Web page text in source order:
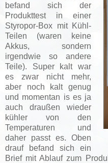
befand sich der
Produkttest in einer
Styropor-Box mit Kühl-
Teilen (waren keine
Akkus, sondern
irgendwie so andere
Teile). Super kalt war
es zwar nicht mehr,
aber noch kalt genug
und momentan is es ja
auch draußen wieder
kühler von den
Temperaturen und
daher passt es. Oben
drauf befand sich ein
Brief mit Ablauf zum